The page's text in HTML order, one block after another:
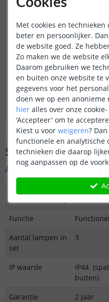
Solar lantaarn OiL
Warm wit licht
(31
NIET OP VOORRAAD
IN WINKELWAGEN
Specificaties
Algemene kenmerken
Tafellamp
Functie
Aantal lampen in
set
3
IP waarde
IP44
buiten)
Garantie
2 jaar
Met cookies en
beter en persoonlijker.
de website goed. Ze
Zo maken we de website
Daarom gebruiken we
en buiten onze website te
gegevens voor het
doen we op een anonieme
hier alles over onze
'Accepteer' om te
Kiest u voor weigeren?
functionele en analytische
technieken die daarop
nog aanpassen op de